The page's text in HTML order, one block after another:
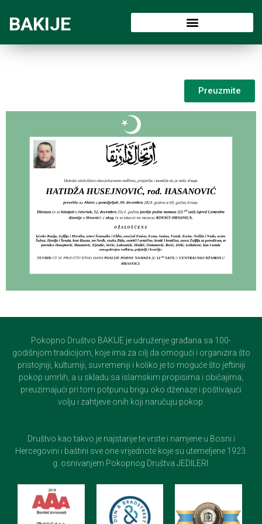
BAKIJE
Preuzmite
Pokopno Društvo BAKIJE je udruženje građana sa 100-
godišnjom tradicijom, koje ima za cilj da omogući i organizira što
pristojniji, kulturniji, suvremeniji i koliko je to moguće što jeftiniji
pokop umrlih, a u skladu sa islamskim propisima i običajima,
preuzimajući pri tom potpunu brigu oko dženaze i poštivajući
volju i zahtjeve onih koji naručuju pokop.
Društvo kao takvo je najstarije te vrste i namjene u Bosni i
Hercegovini i baštini sve one vrijednote koje su utemeljene 1923.
g. osnivanjem Pokopnog Društva JEDILERI.